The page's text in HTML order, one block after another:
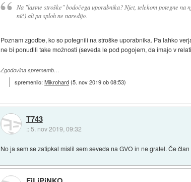
Na "lastne stroške" bodočega uporabnika? Njet, telekom potegne na
nič) ali pa sploh ne naredijo.
Poznam zgodbe, ko so potegnili na stroške uporabnika. Pa lahko
ne bi ponudili take možnosti (seveda le pod pogojem, da imajo v
Zgodovina sprememb…
spremenilo:Mikrohard(5. nov 2019 ob 08:53)
T743
:: 5. nov 2019, 09:32
No ja sem se zatipkal mislil sem seveda na GVO in ne gratel. Če